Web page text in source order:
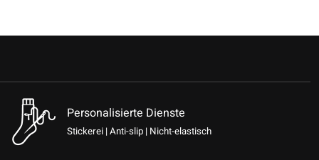
Personalisierte Dienste
Stickerei | Anti-slip | Nicht-elastisch